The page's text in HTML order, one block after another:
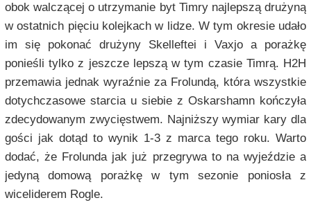
obok walczącej o utrzymanie byt Timry najlepszą drużyną
w ostatnich pięciu kolejkach w lidze. W tym okresie udało
im się pokonać drużyny Skelleftei i Vaxjo a porażkę
ponieśli tylko z jeszcze lepszą w tym czasie Timrą. H2H
przemawia jednak wyraźnie za Frolundą, która wszystkie
dotychczasowe starcia u siebie z Oskarshamn kończyła
zdecydowanym zwycięstwem. Najniższy wymiar kary dla
gości jak dotąd to wynik 1-3 z marca tego roku. Warto
dodać, że Frolunda jak już przegrywa to na wyjeździe a
jedyną domową porażkę w tym sezonie poniosła z
wiceliderem Rogle.